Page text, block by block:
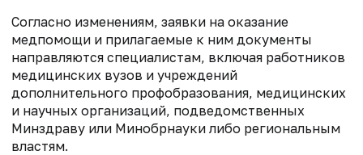
Согласно изменениям, заявки на оказание
медпомощи и прилагаемые к ним документы
направляются специалистам, включая работников
медицинских вузов и учреждений
дополнительного профобразования, медицинских
и научных организаций, подведомственных
Минздраву или Минобрнауки либо региональным
властям.